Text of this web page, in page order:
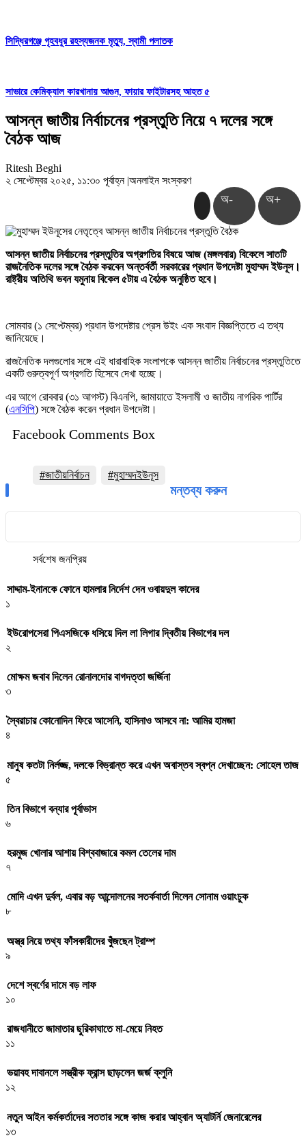
সিদ্ধিরগঞ্জে গৃহবধূর রহস্যজনক মৃত্যু, স্বামী পলাতক
সাভারে কেমিক্যাল কারখানায় আগুন, ফায়ার ফাইটারসহ আহত ৫
আসন্ন জাতীয় নির্বাচনের প্রস্তুতি নিয়ে ৭ দলের সঙ্গে
বৈঠক আজ
Ritesh Beghi
২ সেপ্টেম্বর ২০২৫, ১১:৩০ পূর্বাহ্ন |অনলাইন সংস্করণ
অ- অ+
আসন্ন জাতীয় নির্বাচনের প্রস্তুতির অগ্রগতির বিষয়ে আজ (মঙ্গলবার) বিকেলে সাতটি
রাজনৈতিক দলের সঙ্গে বৈঠক করবেন অন্তর্বর্তী সরকারের প্রধান উপদেষ্টা মুহাম্মদ ইউনূস।
রাষ্ট্রীয় অতিথি ভবন যমুনায় বিকেল ৫টায় এ বৈঠক অনুষ্ঠিত হবে।
সোমবার (১ সেপ্টেম্বর) প্রধান উপদেষ্টার প্রেস উইং এক সংবাদ বিজ্ঞপ্তিতে এ তথ্য
জানিয়েছে।
রাজনৈতিক দলগুলোর সঙ্গে এই ধারাবাহিক সংলাপকে আসন্ন জাতীয় নির্বাচনের প্রস্তুতিতে
একটি গুরুত্বপূর্ণ অগ্রগতি হিসেবে দেখা হচ্ছে।
এর আগে রোববার (৩১ আগস্ট) বিএনপি, জামায়াতে ইসলামী ও জাতীয় নাগরিক পার্টির
(এনসিপি) সঙ্গে বৈঠক করেন প্রধান উপদেষ্টা।
Facebook Comments Box
#জাতীয়নির্বাচন #মুহাম্মদইউনূস
মন্তব্য করুন
সর্বশেষ জনপ্রিয়
সাদ্দাম-ইনানকে ফোনে হামলার নির্দেশ দেন ওবায়দুল কাদের
১
ইউরোপসেরা পিএসজিকে ধসিয়ে দিল লা লিগার দ্বিতীয় বিভাগের দল
২
মোক্ষম জবাব দিলেন রোনালদোর বাগদত্তা জর্জিনা
৩
স্বৈরাচার কোনোদিন ফিরে আসেনি, হাসিনাও আসবে না: আমির হামজা
৪
মানুষ কতটা নির্লজ্জ, দলকে বিভ্রান্ত করে এখন অবাস্তব স্বপ্ন দেখাচ্ছেন: সোহেল তাজ
৫
তিন বিভাগে বন্যার পূর্বাভাস
৬
হরমুজ খোলার আশায় বিশ্ববাজারে কমল তেলের দাম
৭
মোদি এখন দুর্বল, এবার বড় আন্দোলনের সতর্কবার্তা দিলেন সোনাম ওয়াংচুক
৮
অস্ত্র নিয়ে তথ্য ফাঁসকারীদের খুঁজছেন ট্রাম্প
৯
দেশে স্বর্ণের দামে বড় লাফ
১০
রাজধানীতে জামাতার ছুরিকাঘাতে মা-মেয়ে নিহত
১১
ভয়াবহ দাবানলে সস্ত্রীক ফ্রান্স ছাড়লেন জর্জ ক্লুনি
১২
নতুন আইন কর্মকর্তাদের সততার সঙ্গে কাজ করার আহ্বান অ্যাটর্নি জেনারেলের
১৩